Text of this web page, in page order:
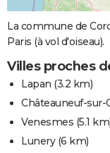
La commune de
Paris (à vol d'oiseau).
Villes proches
Lapan (3.2 km)
Châteauneuf-sur-
Venesmes (5.1
Lunery(6 km)